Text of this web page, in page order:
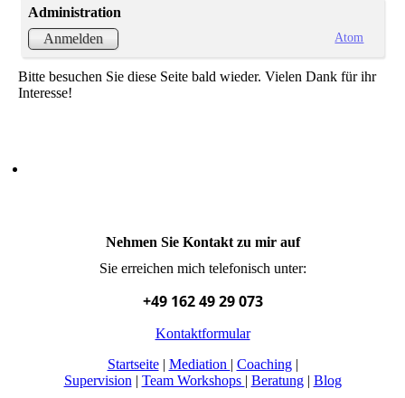
Administration
Anmelden
Atom
Bitte besuchen Sie diese Seite bald wieder. Vielen Dank für ihr
Interesse!
Nehmen Sie Kontakt zu mir auf
Sie erreichen mich telefonisch unter:
+49 162 49 29 073
Kontaktformular
Startseite| Mediation | Coaching|
Supervision | Team Workshops | Beratung| Blog